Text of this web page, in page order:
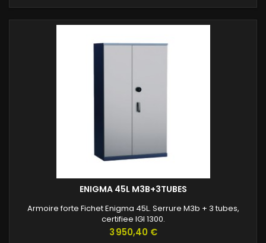
ENIGMA 45L M3B+3TUBES
Armoire forte Fichet Enigma 45L. Serrure M3b + 3 tubes,
certifiee IGI 1300.
Prix
3 950,40 €